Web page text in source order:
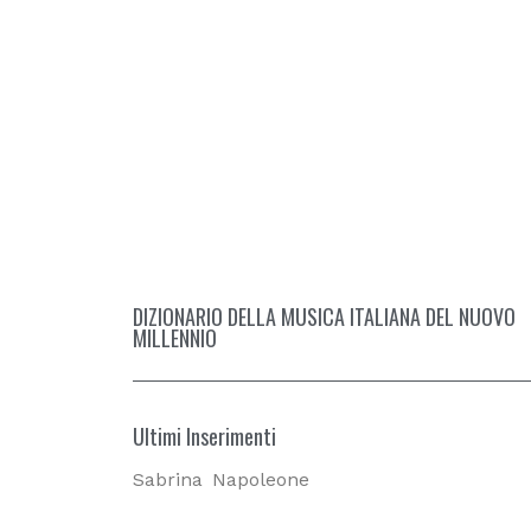
DIZIONARIO DELLA MUSICA ITALIANA DEL NUOVO
MILLENNIO
Ultimi Inserimenti
Sabrina Napoleone